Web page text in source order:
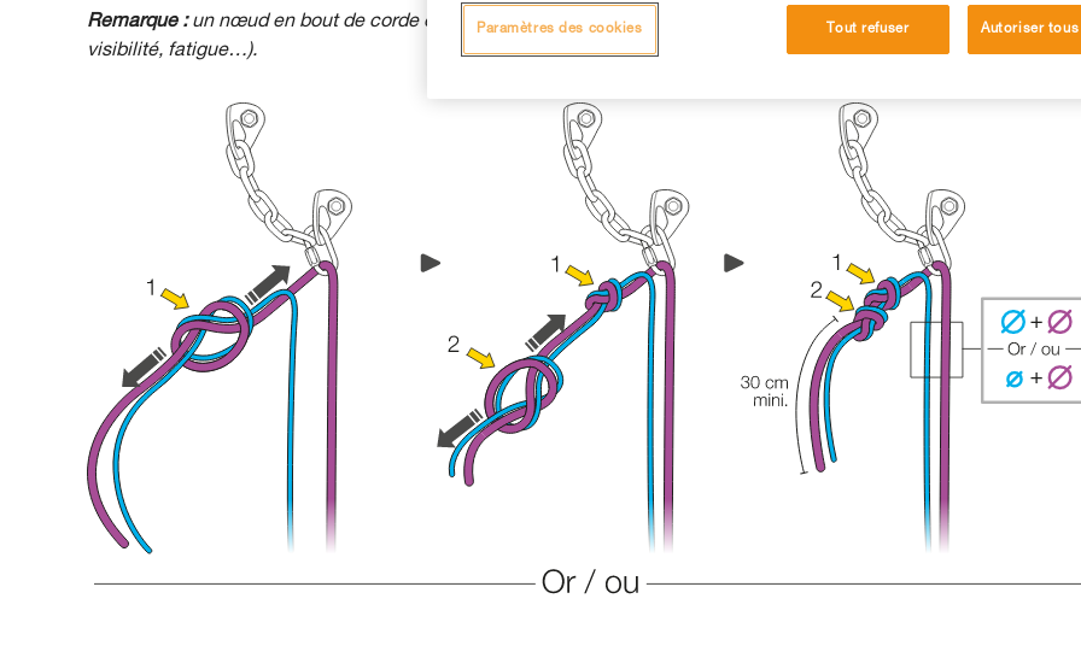
Remarque :un nœud en bout de corde est une précaution nécessaire en fonction des situations (rappel long,
visibilité, fatigue…).
Tout refuser Autoriser
Paramètres des cookies